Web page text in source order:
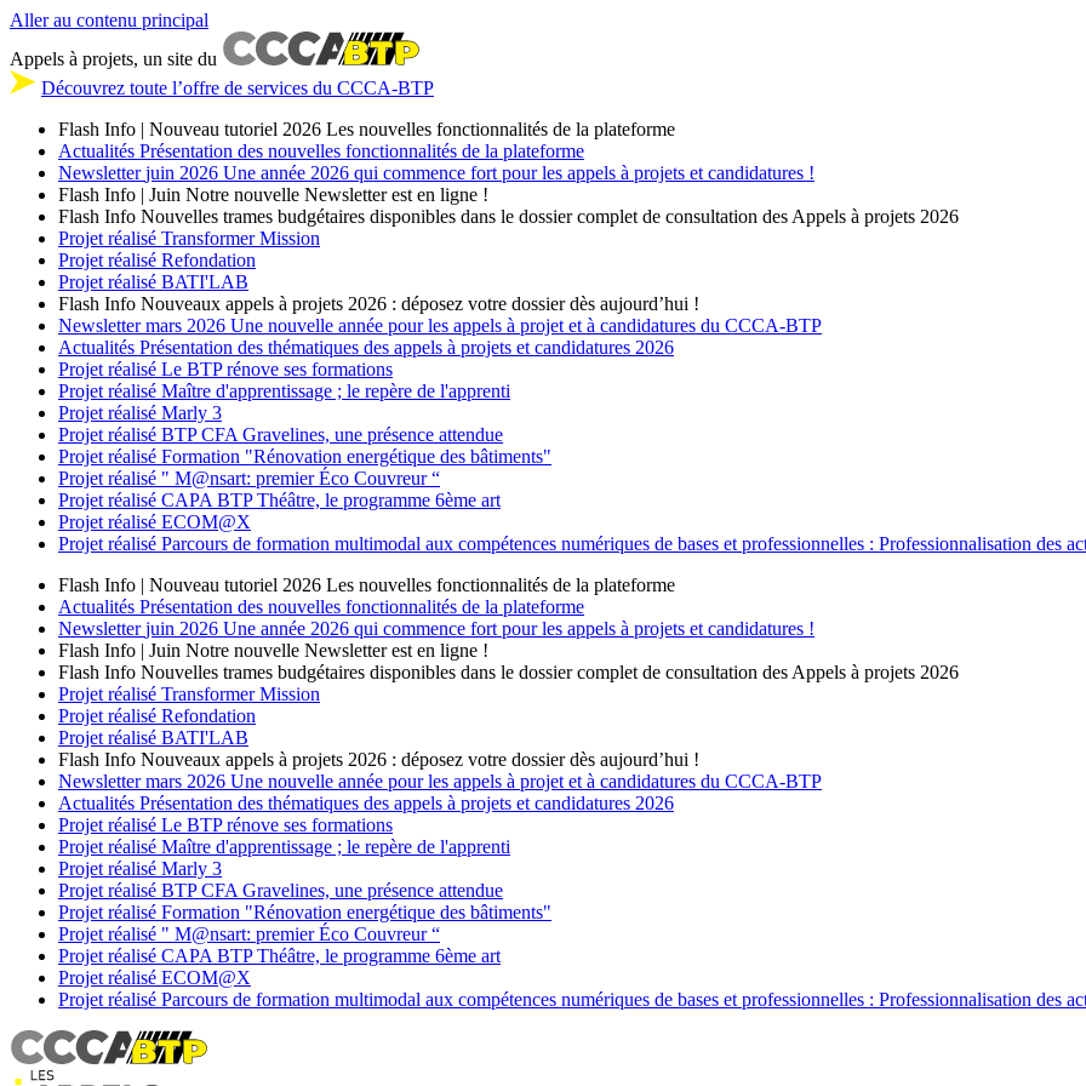
Aller au contenu principal
Appels à projets, un site du
Découvrez toute l’offre de services du CCCA-BTP
Flash Info | Nouveau tutoriel 2026 Les nouvelles fonctionnalités de la plateforme
Actualités Présentation des nouvelles fonctionnalités de la plateforme
Newsletter juin 2026 Une année 2026 qui commence fort pour les appels à projets et candidatures !
Flash Info | Juin Notre nouvelle Newsletter est en ligne !
Flash Info Nouvelles trames budgétaires disponibles dans le dossier complet de consultation des Appels à projets 2026
Projet réalisé Transformer Mission
Projet réalisé Refondation
Projet réalisé BATI'LAB
Flash Info Nouveaux appels à projets 2026 : déposez votre dossier dès aujourd’hui !
Newsletter mars 2026 Une nouvelle année pour les appels à projet et à candidatures du CCCA-BTP
Actualités Présentation des thématiques des appels à projets et candidatures 2026
Projet réalisé Le BTP rénove ses formations
Projet réalisé Maître d'apprentissage ; le repère de l'apprenti
Projet réalisé Marly 3
Projet réalisé BTP CFA Gravelines, une présence attendue
Projet réalisé Formation "Rénovation energétique des bâtiments"
Projet réalisé " M@nsart: premier Éco Couvreur “
Projet réalisé CAPA BTP Théâtre, le programme 6ème art
Projet réalisé ECOM@X
Projet réalisé Parcours de formation multimodal aux compétences numériques de bases et professionnelles : Professionnalisation des
Flash Info | Nouveau tutoriel 2026 Les nouvelles fonctionnalités de la plateforme
Actualités Présentation des nouvelles fonctionnalités de la plateforme
Newsletter juin 2026 Une année 2026 qui commence fort pour les appels à projets et candidatures !
Flash Info | Juin Notre nouvelle Newsletter est en ligne !
Flash Info Nouvelles trames budgétaires disponibles dans le dossier complet de consultation des Appels à projets 2026
Projet réalisé Transformer Mission
Projet réalisé Refondation
Projet réalisé BATI'LAB
Flash Info Nouveaux appels à projets 2026 : déposez votre dossier dès aujourd’hui !
Newsletter mars 2026 Une nouvelle année pour les appels à projet et à candidatures du CCCA-BTP
Actualités Présentation des thématiques des appels à projets et candidatures 2026
Projet réalisé Le BTP rénove ses formations
Projet réalisé Maître d'apprentissage ; le repère de l'apprenti
Projet réalisé Marly 3
Projet réalisé BTP CFA Gravelines, une présence attendue
Projet réalisé Formation "Rénovation energétique des bâtiments"
Projet réalisé " M@nsart: premier Éco Couvreur “
Projet réalisé CAPA BTP Théâtre, le programme 6ème art
Projet réalisé ECOM@X
Projet réalisé Parcours de formation multimodal aux compétences numériques de bases et professionnelles : Professionnalisation des